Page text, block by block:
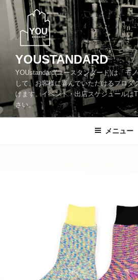
ッ
プ
YOUSTANDARD
YOUstandard(ユースタンダード)は「モ
して、お客様に喜んでいただけるプロダ
けます。イベント・出店スケジュールは
さい。
メニュー